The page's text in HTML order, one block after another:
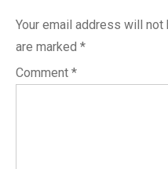
Your email address will not
are marked *
Comment *